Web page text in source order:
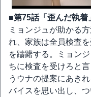
■第75話「歪んだ執着
ミョンジュが助かる
れ、家族は全員検査
を躊躇する。ミョン
ちに検査を受けろと
うウナの提案にあき
バイスを思い出し、